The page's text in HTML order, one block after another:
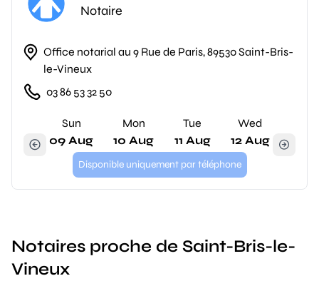
Notaire
Office notarial au 9 Rue de Paris, 89530 Saint-Bris-
le-Vineux
03 86 53 32 50
Sun
09 Aug
Mon
10 Aug
Tue
11 Aug
Wed
12 Aug
Disponible uniquement par téléphone
Notaires proche de Saint-Bris-le-
Vineux